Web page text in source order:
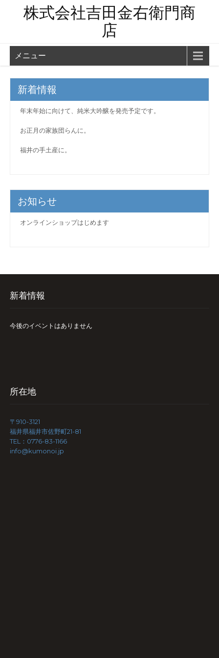
株式会社吉田金右衛門商
店
メニュー
新着情報
年末年始に向けて、純米大吟醸を発売予定です。
お正月の家族団らんに。
福井の手土産に。
お知らせ
オンラインショップはじめます
新着情報
今後のイベントはありません
所在地
〒910-3121
福井県福井市佐野町21-81
TEL：0776-83-1166
info@kumonoi.jp